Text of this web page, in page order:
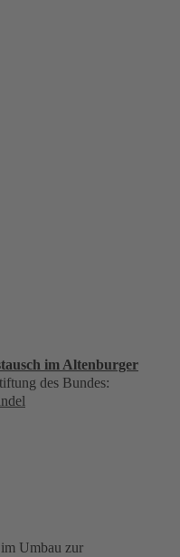
im Altenburger
des Bundes:
Umbau zur